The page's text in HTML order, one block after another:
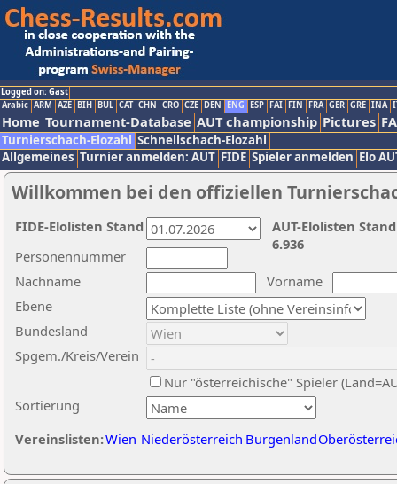
Logged on: Gast
Arabic ARM AZE BIH BUL CAT CHN CRO CZE DEN ENG ESP FAI FIN FRA GER GRE INA
Home Tournament-Database AUT championship Pictures
Turnierschach-Elozahl Schnellschach-Elozahl
Allgemeines Turnier anmelden: AUT FIDE Spieler anmelden Elo
Willkommen bei den offiziellen
Nachname
Vorname
Ebene
Sortierung
Personennummer
Bundesland
Spgem./Kreis/Verein
Nur "österreichische" Spieler
Vereinslisten:Wien Niederösterreich Burgenland
AUT-Elolisten
6.936
FIDE-Elolisten Stand